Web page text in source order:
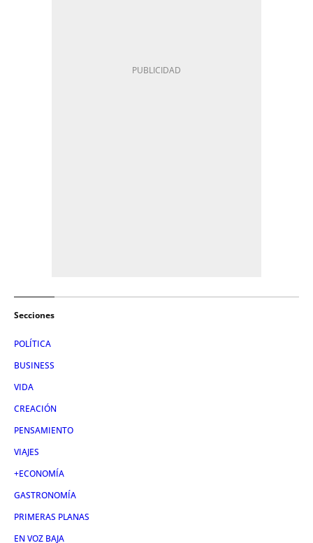
Secciones
POLÍTICA
BUSINESS
VIDA
CREACIÓN
PENSAMIENTO
VIAJES
+ECONOMÍA
GASTRONOMÍA
PRIMERAS PLANAS
EN VOZ BAJA